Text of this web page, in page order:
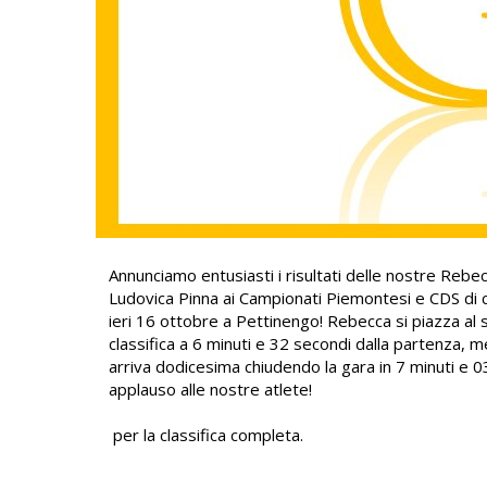
Annunciamo entusiasti i risultati delle nostre
Ludovica Pinna ai Campionati Piemontesi e CDS
ieri 16 ottobre a Pettinengo! Rebecca si piazza al
classifica a 6 minuti e 32 secondi dalla partenza,
arriva dodicesima chiudendo la gara in 7 minuti e
applauso alle nostre atlete!
per la classifica completa.